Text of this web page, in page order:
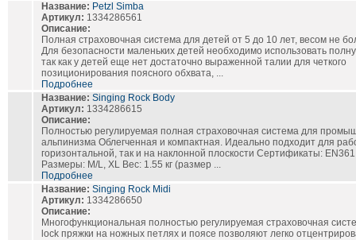
Название: Petzl Simba
Артикул: 1334286561
Описание:
Полная страховочная система для детей от 5 до 10 лет, весом не
Для безопасности маленьких детей необходимо использовать
так как у детей еще нет достаточно выраженной талии для четкого
позиционирования поясного обхвата, ...
Подробнее
Название: Singing Rock Body
Артикул: 1334286615
Описание:
Полностью регулируемая полная страховочная система для
альпинизма Облегченная и компактная. Идеально подходит для
горизонтальной, так и на наклонной плоскости Сертификаты:
Размеры: M/L, XL Вес: 1.55 кг (размер ...
Подробнее
Название: Singing Rock Midi
Артикул: 1334286650
Описание:
Многофункциональная полностью регулируемая страховочная
lock пряжки на ножных петлях и поясе позволяют легко